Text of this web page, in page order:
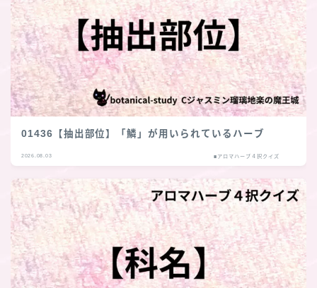
01436【抽出部位】「鱗」が用いられているハーブ
2026.08.03 ■アロマハーブ４択クイズ